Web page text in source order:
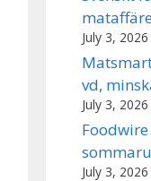
July 3, 2026
vd,
July 3, 2026
July 3, 2026